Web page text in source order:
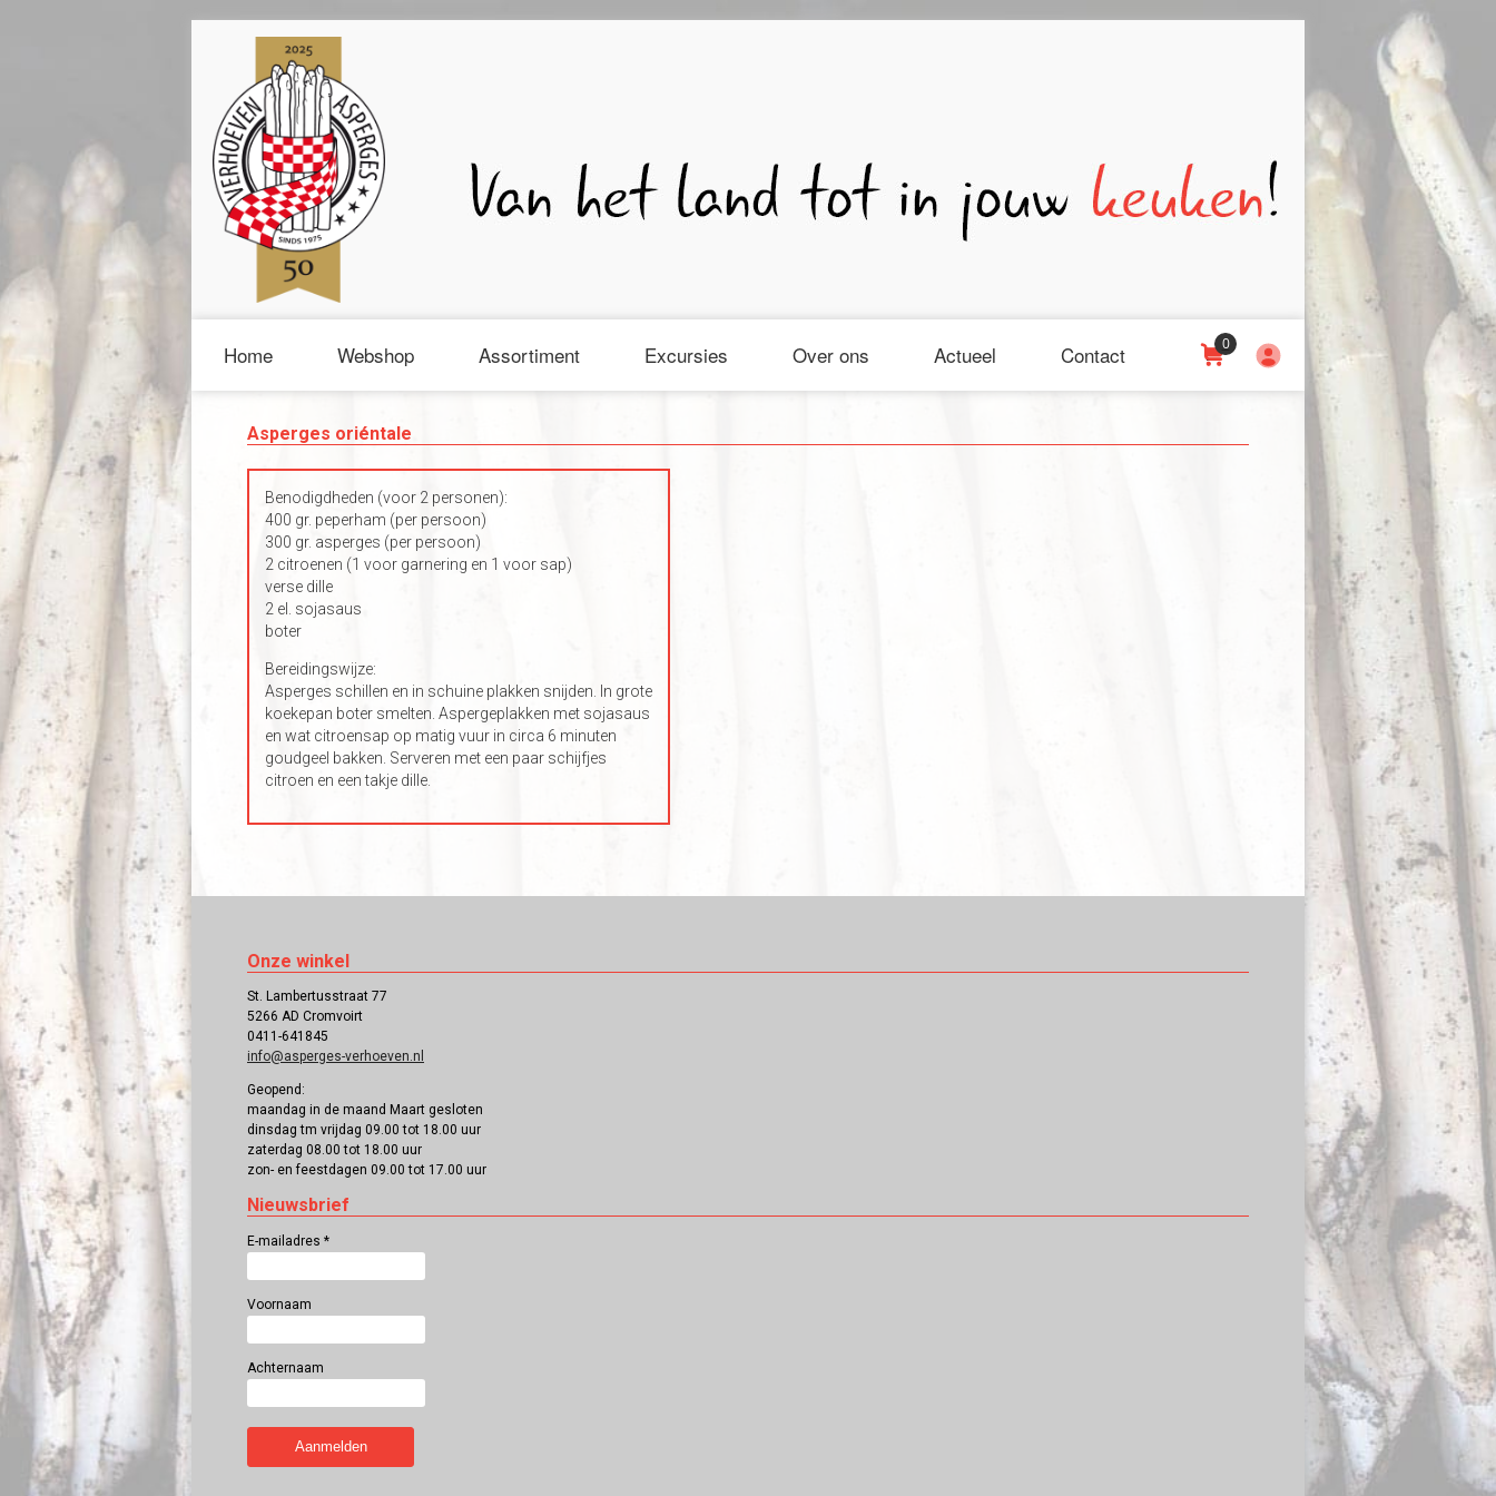
Home Webshop Assortiment Excursies Over ons Actueel Contact 0
Asperges oriéntale
Benodigdheden (voor 2 personen):
400 gr. peperham (per persoon)
300 gr. asperges (per persoon)
2 citroenen (1 voor garnering en 1 voor sap)
verse dille
2 el. sojasaus
boter
Bereidingswijze:
Asperges schillen en in schuine plakken snijden. In grote
koekepan boter smelten. Aspergeplakken met sojasaus
en wat citroensap op matig vuur in circa 6 minuten
goudgeel bakken. Serveren met een paar schijfjes
citroen en een takje dille.
Onze winkel
St. Lambertusstraat 77
5266 AD Cromvoirt
0411-641845
info@asperges-verhoeven.nl
Geopend:
maandag in de maand Maart gesloten
dinsdag tm vrijdag 09.00 tot 18.00 uur
zaterdag 08.00 tot 18.00 uur
zon- en feestdagen 09.00 tot 17.00 uur
Nieuwsbrief
E-mailadres *
Voornaam
Achternaam